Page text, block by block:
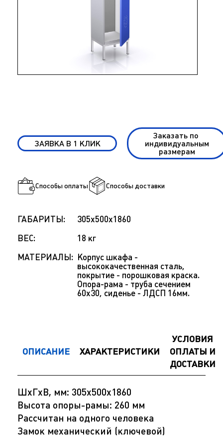
ЗАЯВКА В 1 КЛИК
Заказать по
индивидуальным
размерам
Способы оплаты Способы доставки
ГАБАРИТЫ:
305х500х1860
ВЕС:
18 кг
МАТЕРИАЛЫ: Корпус шкафа -
высококачественная сталь,
покрытие - порошковая краска.
Опора-рама - труба сечением
60х30, сиденье - ЛДСП 16мм.
ОПИСАНИЕ ХАРАКТЕРИСТИКИ
УСЛОВИЯ
ОПЛАТЫ И
ДОСТАВКИ
ШхГхВ, мм: 305х500х1860
Высота опоры-рамы: 260 мм
Рассчитан на одного человека
Замок механический (ключевой)